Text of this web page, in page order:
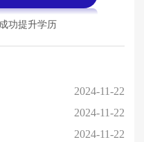
功提升学历
2024-11-22
2024-11-22
2024-11-22